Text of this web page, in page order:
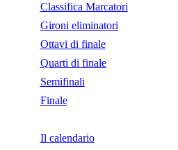
Classifica Marcatori
Gironi eliminatori
Ottavi di finale
Quarti di finale
Semifinali
Finale
Il calendario